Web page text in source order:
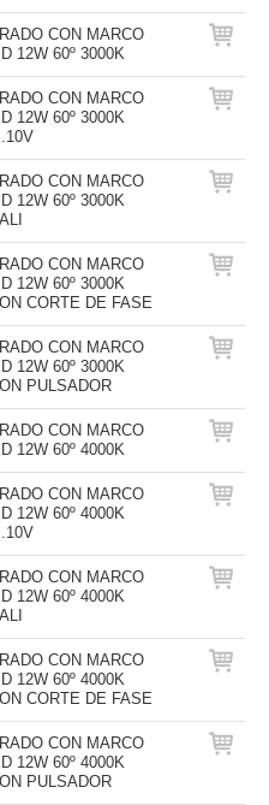
CON MARCO
12W 60º 3000K
CON MARCO
12W 60º 3000K
CON MARCO
12W 60º 3000K
CON MARCO
12W 60º 3000K
CORTE DE FASE
CON MARCO
12W 60º 3000K
PULSADOR
CON MARCO
12W 60º 4000K
CON MARCO
12W 60º 4000K
CON MARCO
12W 60º 4000K
CON MARCO
12W 60º 4000K
CORTE DE FASE
CON MARCO
12W 60º 4000K
PULSADOR